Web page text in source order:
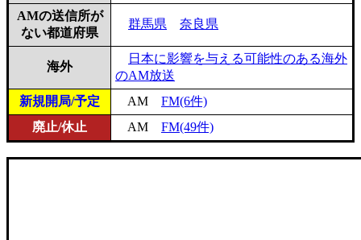
AMの送信所が
ない都道府県
群馬県 奈良県
海外
日本に影響を与える可能性のある海外
のAM放送
新規開局/予定
AM FM(6件)
廃止/休止
AM FM(49件)